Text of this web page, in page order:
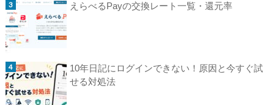
えらべるPayの交換レート一覧・還元率
10年日記にログインできない！原因と今すぐ試
せる対処法